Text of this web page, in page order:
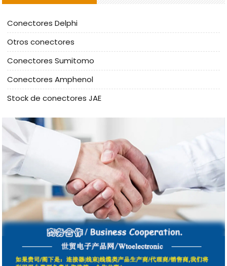
Conectores Delphi
Otros conectores
Conectores Sumitomo
Conectores Amphenol
Stock de conectores JAE